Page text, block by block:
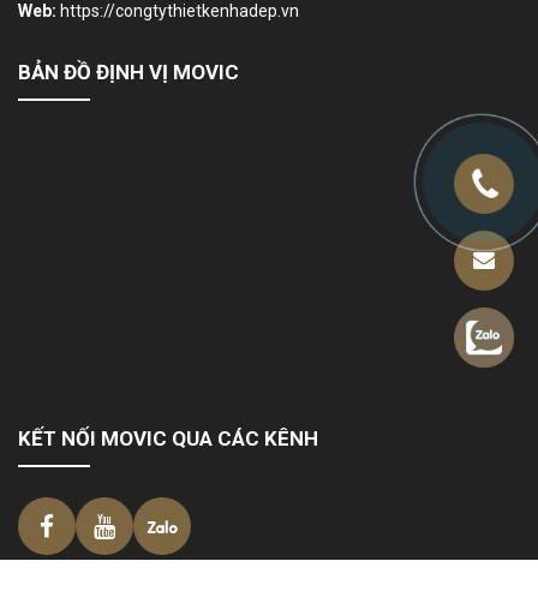
Web: https://congtythietkenhadep.vn
BẢN ĐỒ ĐỊNH VỊ MOVIC
KẾT NỐI MOVIC QUA CÁC KÊNH